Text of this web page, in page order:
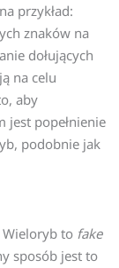
przykład:
znaków na
dołujących
na celu
aby
jest popełnienie
podobnie jak
Wieloryb to fake
sposób jest to